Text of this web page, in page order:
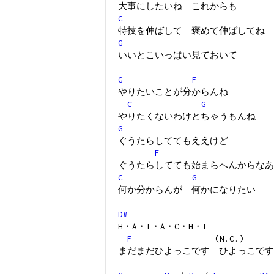
大事にしたいね これからも
C
特技を伸ばして 褒めて伸ばしてね
G
いいとこいっぱい見ておいて
G
F
やりたいことが分からんね
C
G
やりたくないわけとちゃうもんね
G
ぐうたらしててもええけど
F
ぐうたらしてても始まらへんからなあ
C
G
何か分からんが 何かになりたい
D#
H・A・T・A・C・H・I
F (N.C.)
まだまだひよっこです ひよっこです